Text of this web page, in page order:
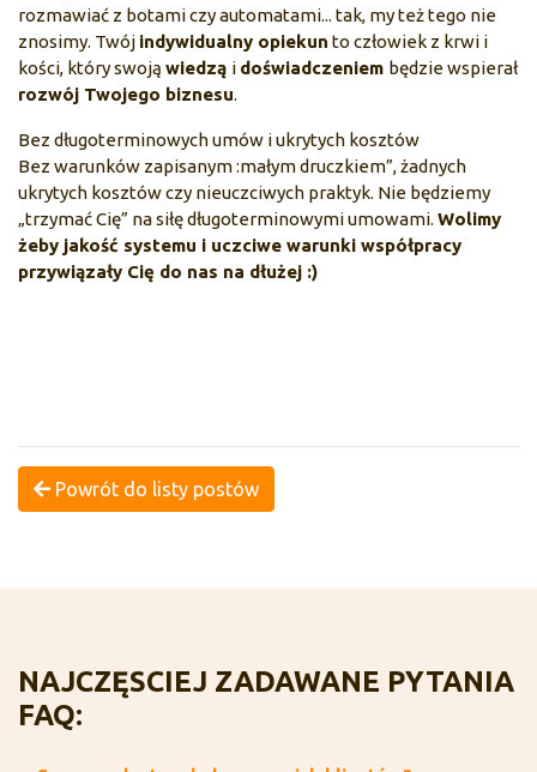
rozmawiać z botami czy automatami... tak, my też tego nie
znosimy. Twój indywidualny opiekun to człowiek z krwi i
kości, który swoją wiedzą i doświadczeniem będzie wspierał
rozwój Twojego biznesu.
Bez długoterminowych umów i ukrytych kosztów
Bez warunków zapisanym :małym druczkiem”, żadnych
ukrytych kosztów czy nieuczciwych praktyk. Nie będziemy
„trzymać Cię” na siłę długoterminowymi umowami. Wolimy
żeby jakość systemu i uczciwe warunki współpracy
przywiązały Cię do nas na dłużej :)
Powrót do listy postów
NAJCZĘSCIEJ ZADAWANE PYTANIA
FAQ: